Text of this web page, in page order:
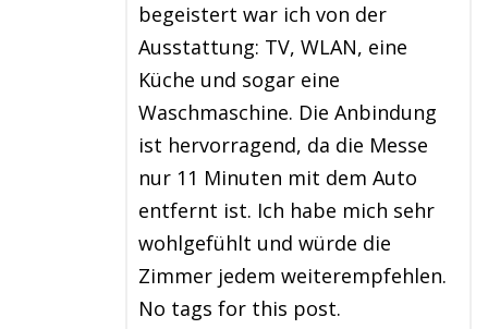
begeistert war ich von der
Ausstattung: TV, WLAN, eine
Küche und sogar eine
Waschmaschine. Die Anbindung
ist hervorragend, da die Messe
nur 11 Minuten mit dem Auto
entfernt ist. Ich habe mich sehr
wohlgefühlt und würde die
Zimmer jedem weiterempfehlen.
No tags for this post.